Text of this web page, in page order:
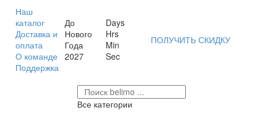
Наш
каталог
Доставка и
оплата
О команде
Поддержка
До
Нового
Года
2027
Days
Hrs
Min
Sec
ПОЛУЧИТЬ СКИДКУ
Все категории